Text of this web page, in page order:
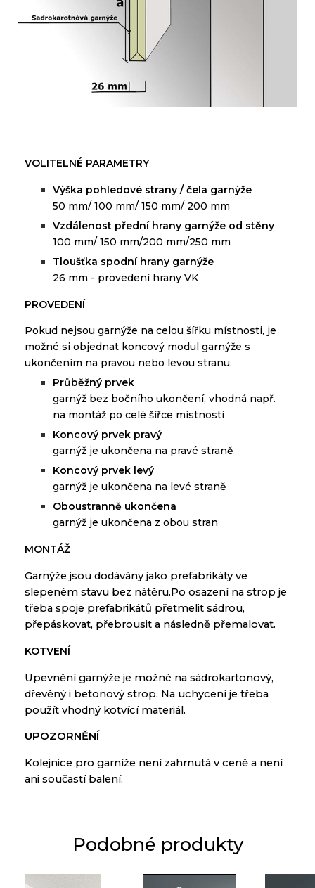
VOLITELNÉ PARAMETRY
Výška pohledové strany / čela garnýže
50 mm/ 100 mm/ 150 mm/ 200 mm
Vzdálenost přední hrany garnýže od stěny
100 mm/ 150 mm/200 mm/250 mm
Tloušťka spodní hrany garnýže
26 mm - provedení hrany VK
PROVEDENÍ
Pokud nejsou garnýže na celou šířku místnosti, je
možné si objednat koncový modul garnýže s
ukončením na pravou nebo levou stranu.
Průběžný prvek
garnýž bez bočního ukončení, vhodná např.
na montáž po celé šířce místnosti
Koncový prvek pravý
garnýž je ukončena na pravé straně
Koncový prvek levý
garnýž je ukončena na levé straně
Oboustranně ukončena
garnýž je ukončena z obou stran
MONTÁŽ
Garnýže jsou dodávány jako prefabrikáty ve
slepeném stavu bez nátěru.Po osazení na strop je
třeba spoje prefabrikátů přetmelit sádrou,
přepáskovat, přebrousit a následně přemalovat.
KOTVENÍ
Upevnění garnýže je možné na sádrokartonový,
dřevěný i betonový strop. Na uchycení je třeba
použít vhodný kotvící materiál.
UPOZORNĚNÍ
Kolejnice pro garníže není zahrnutá v ceně a není
ani součastí balení.
Podobné produkty